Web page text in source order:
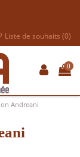
Liste de souhaits (0)
0
Andreani